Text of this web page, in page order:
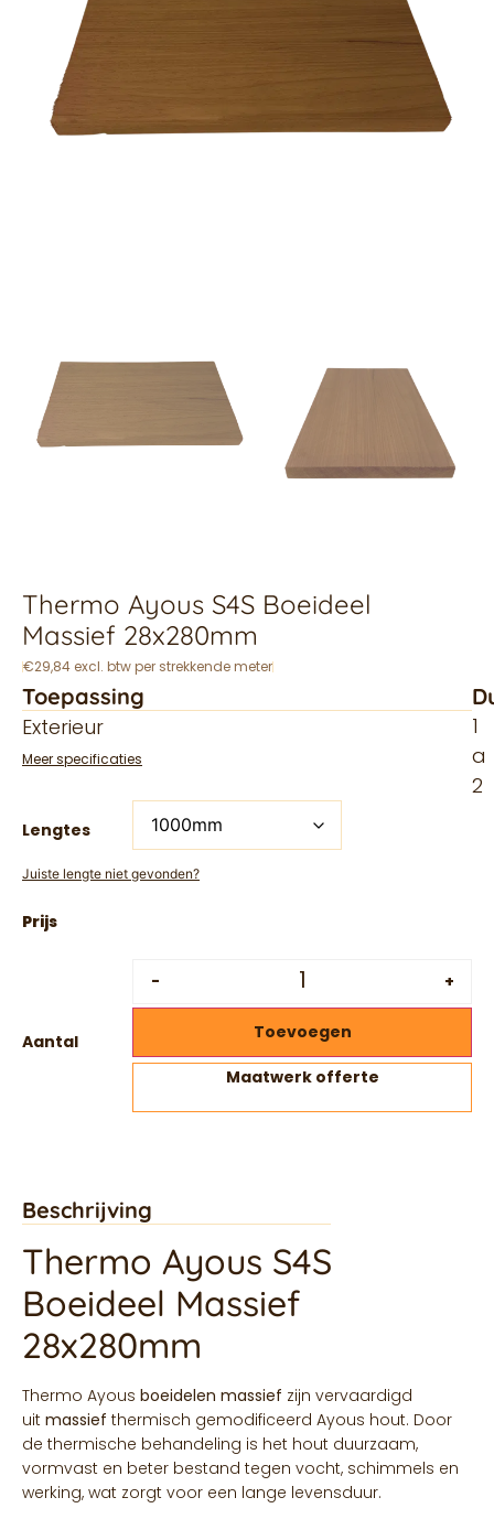
Thermo Ayous S4S Boeideel
Massief 28x280mm
€29,84 excl. btw per strekkende meter
Toepassing
Exterieur
Meer specificaties
1
a
2
Lengtes
Juiste lengte niet gevonden?
Aantal
- +
Toevoegen
Maatwerk offerte
Beschrijving
Thermo Ayous S4S
Boeideel Massief
28x280mm
Thermo Ayous boeidelen massief zijn vervaardigd
uit massief thermisch gemodificeerd Ayous hout. Door
de thermische behandeling is het hout duurzaam,
vormvast en beter bestand tegen vocht, schimmels en
werking, wat zorgt voor een lange levensduur.